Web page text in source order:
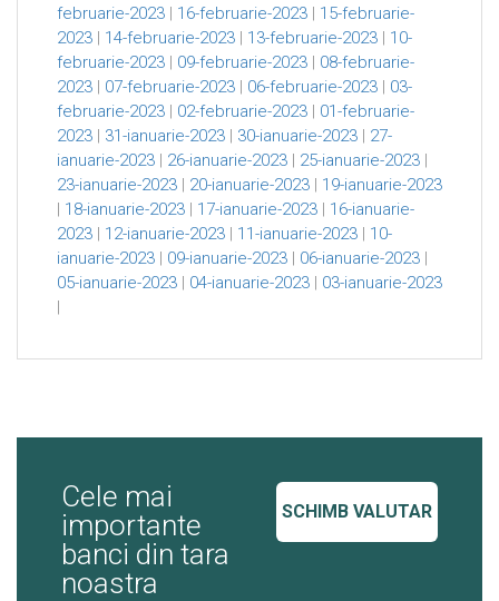
februarie-2023 | 16-februarie-2023 | 15-februarie-
2023 | 14-februarie-2023 | 13-februarie-2023 | 10-
februarie-2023 | 09-februarie-2023 | 08-februarie-
2023 | 07-februarie-2023 | 06-februarie-2023 | 03-
februarie-2023 | 02-februarie-2023 | 01-februarie-
2023 | 31-ianuarie-2023 | 30-ianuarie-2023 | 27-
ianuarie-2023 | 26-ianuarie-2023 | 25-ianuarie-2023 |
23-ianuarie-2023 | 20-ianuarie-2023 | 19-ianuarie-2023
| 18-ianuarie-2023 | 17-ianuarie-2023 | 16-ianuarie-
2023 | 12-ianuarie-2023 | 11-ianuarie-2023 | 10-
ianuarie-2023 | 09-ianuarie-2023 | 06-ianuarie-2023 |
05-ianuarie-2023 | 04-ianuarie-2023 | 03-ianuarie-2023
|
SCHIMB VALUTAR
Cele mai
importante
banci din tara
noastra